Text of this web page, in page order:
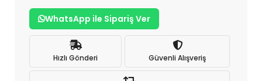
WhatsApp ile Sipariş Ver
Hızlı Gönderi Güvenli Alışveriş